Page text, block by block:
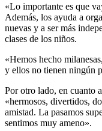
«Lo importante es que
Además, los ayuda a
nuevas y a ser más
clases de los niños.
«Hemos hecho
y ellos no tienen ningún
Por otro lado, en cuanto
«hermosos, divertidos,
amistad. La pasamos
sentimos muy ameno».